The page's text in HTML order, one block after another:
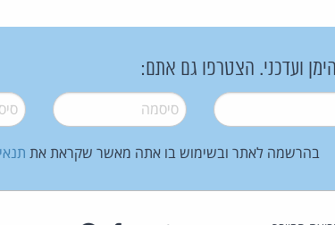
ועדכני. הצטרפו גם אתם:
סיסמה*
בהרשמה לאתר ובשימוש בו אתה מאשר שקראת את